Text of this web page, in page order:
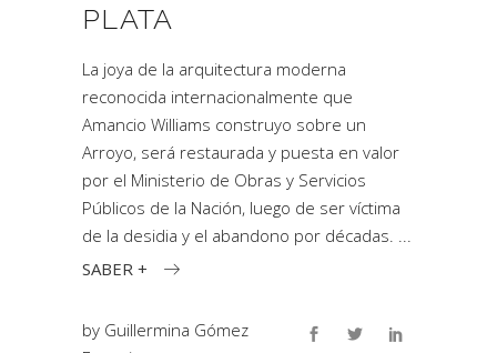
PLATA
La joya de la arquitectura moderna
reconocida internacionalmente que
Amancio Williams construyo sobre un
Arroyo, será restaurada y puesta en valor
por el Ministerio de Obras y Servicios
Públicos de la Nación, luego de ser víctima
de la desidia y el abandono por décadas.
SABER +
by Guillermina Gómez